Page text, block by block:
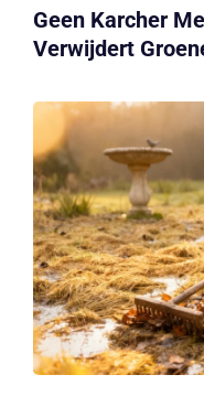
Geen Karcher
Verwijdert